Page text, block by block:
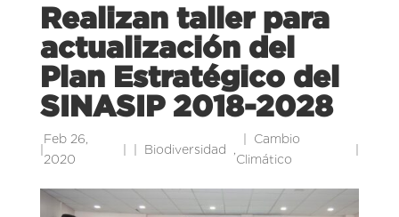
Realizan taller para
actualización del
Plan Estratégico del
SINASIP 2018-2028
|
Feb 26,
2020
| Biodiversidad ,
Cambio
Climático
|